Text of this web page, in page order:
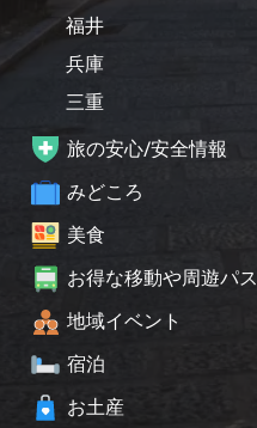
福井
兵庫
三重
旅の安心/安全情報
みどころ
美食
お得な移動や周遊パス
地域イベント
宿泊
お土産